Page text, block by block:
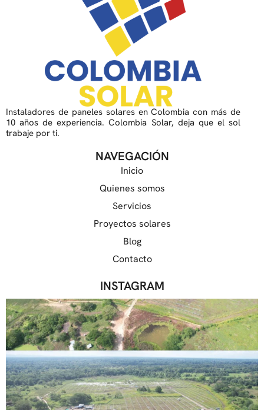
Instaladores de paneles solares en Colombia con más de
10 años de experiencia. Colombia Solar, deja que el sol
trabaje por ti.
NAVEGACIÓN
Inicio
Quienes somos
Servicios
Proyectos solares
Blog
Contacto
INSTAGRAM